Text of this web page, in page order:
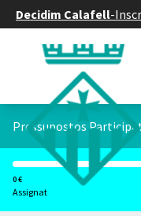
Decidim Calafell-
Pressupostos
0 €
Assignat